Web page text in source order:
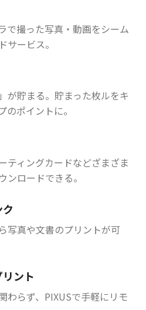
で撮った写真・動画をシーム
サービス。
が貯まる。貯まった枚ルをキ
ポイントに。
ティングカードなどざまざま
ンロードできる。
写真や文書のプリントが可
ント
わらず、PIXUSで手軽にリモ